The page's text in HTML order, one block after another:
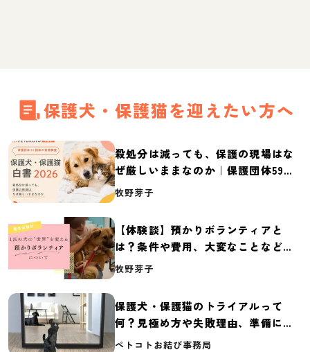
保護犬・保護猫を迎えたい方へ
殺処分は減っても、保護の現場はな
ぜ厳しいままなのか｜保護団体59団
体の実態調査【保護犬・保護猫白書
牧野芽子
【体験談】預かりボランティアと
は？条件や費用、大変なことなど紹
介
牧野芽子
保護犬・保護猫のトライアルって
何？見極め方や失敗理由、準備に必
要なものを紹介
ペトコトお結び事務局